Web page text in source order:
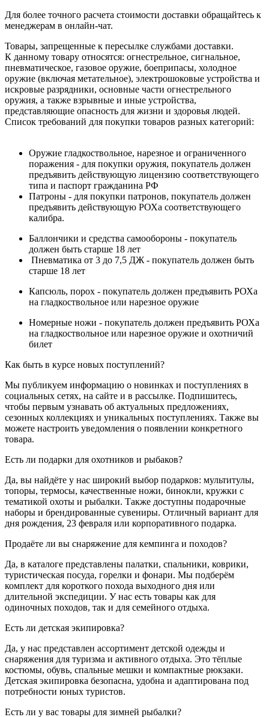
Для более точного расчета стоимости доставки обращайтесь к
менеджерам в онлайн-чат.
Товары, запрещенные к пересылке службами доставки.
К данному товару относятся: огнестрельное, сигнальное,
пневматическое, газовое оружие, боеприпасы, холодное
оружие (включая метательное), электрошоковые устройства и
искровые разрядники, основные части огнестрельного
оружия, а также взрывные и иные устройства,
представляющие опасность для жизни и здоровья людей.
Список требований для покупки товаров разных категорий:
Оружие гладкоствольное, нарезное и ограниченного
поражения - для покупки оружия, покупатель должен
предъявить действующую лицензию соответствующего
типа и паспорт гражданина РФ
Патроны - для покупки патронов, покупатель должен
предъявить действующую РОХа соответствующего
калибра.
Баллончики и средства самообороны - покупатель
должен быть старше 18 лет
Пневматика от 3 до 7,5 ДЖ - покупатель должен быть
старше 18 лет
Капсюль, порох - покупатель должен предъявить РОХа
на гладкоствольное или нарезное оружие
Номерные ножи - покупатель должен предъявить РОХа
на гладкоствольное или нарезное оружие и охотничий
билет
Как быть в курсе новых поступлений?
Мы публикуем информацию о новинках и поступлениях в
социальных сетях, на сайте и в рассылке. Подпишитесь,
чтобы первым узнавать об актуальных предложениях,
сезонных коллекциях и уникальных поступлениях. Также вы
можете настроить уведомления о появлении конкретного
товара.
Есть ли подарки для охотников и рыбаков?
Да, вы найдёте у нас широкий выбор подарков: мультитулы,
топоры, термосы, качественные ножи, бинокли, кружки с
тематикой охоты и рыбалки. Также доступны подарочные
наборы и брендированные сувениры. Отличный вариант для
дня рождения, 23 февраля или корпоративного подарка.
Продаёте ли вы снаряжение для кемпинга и походов?
Да, в каталоге представлены палатки, спальники, коврики,
туристическая посуда, горелки и фонари. Мы подберём
комплект для короткого похода выходного дня или
длительной экспедиции. У нас есть товары как для
одиночных походов, так и для семейного отдыха.
Есть ли детская экипировка?
Да, у нас представлен ассортимент детской одежды и
снаряжения для туризма и активного отдыха. Это тёплые
костюмы, обувь, спальные мешки и компактные рюкзаки.
Детская экипировка безопасна, удобна и адаптирована под
потребности юных туристов.
Есть ли у вас товары для зимней рыбалки?